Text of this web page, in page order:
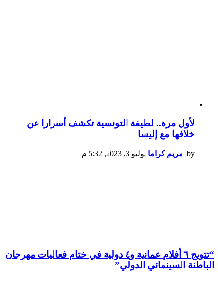
لأول مرة.. لطيفة التونسية تكشف أسرارا عن
خلافها مع إليسا
by مريم كراما يوليو 3, 2023, 5:32 م
“تتويج ٦ أفلام عمانية و٤ دولية في ختام فعاليات مهرجان
الباطنة السينمائي الدولي”